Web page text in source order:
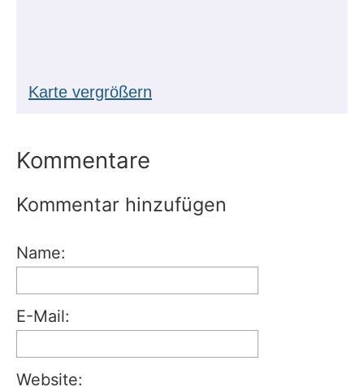
Karte vergrößern
Kommentare
Kommentar hinzufügen
Name:
E-Mail:
Website: